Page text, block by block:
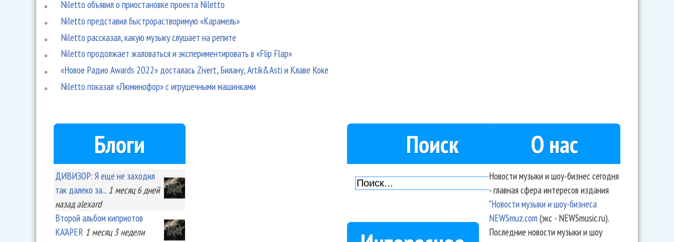
Niletto объявил о приостановке проекта Niletto
Niletto представил быстрорастворимую «Карамель»
Niletto рассказал, какую музыку слушает на репите
Niletto продолжает жаловаться и экспериментировать в «Flip Flap»
«Новое Радио Awards 2022» досталась Zivert, Билану, Artik&Asti и Клаве Коке
Niletto показал «Люминофор» с игрушечными машинками
Блоги
ДИВИЗОР: Я еще не заходил
так далеко за... 1 месяц 6 дней
назад alexard
Второй альбом киприотов
KA'APER 1 месяц 3 недели
Поиск О нас
Новости музыки и шоу-бизнес сегодня
- главная сфера интересов издания
"Новости музыки и шоу-бизнеса
NEWSmuz.com(экс - NEWSmusic.ru).
Последние новости музыки и шоу